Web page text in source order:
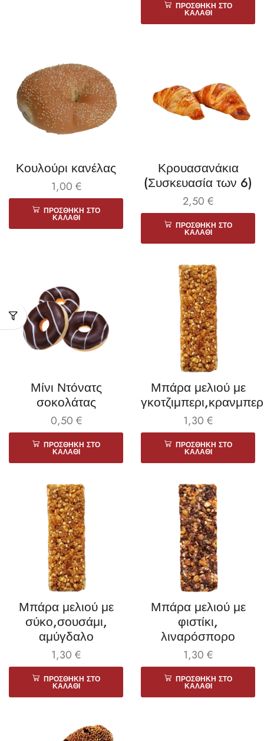
ΠΡΟΣΘΉΚΗ ΣΤΟ
ΚΑΛΆΘΙ
Κουλούρι κανέλας
1,00 €
ΠΡΟΣΘΉΚΗ ΣΤΟ
ΚΑΛΆΘΙ
Κρουασανάκια
(Συσκευασία των 6)
2,50 €
ΠΡΟΣΘΉΚΗ ΣΤΟ
ΚΑΛΆΘΙ
Μίνι Ντόνατς
σοκολάτας
0,50 €
ΠΡΟΣΘΉΚΗ ΣΤΟ
ΚΑΛΆΘΙ
Μπάρα μελιού με
1,30 €
ΠΡΟΣΘΉΚΗ ΣΤΟ
ΚΑΛΆΘΙ
Μπάρα μελιού με
σύκο,σουσάμι,
αμύγδαλο
1,30 €
ΠΡΟΣΘΉΚΗ ΣΤΟ
ΚΑΛΆΘΙ
Μπάρα μελιού με
φιστίκι,
λιναρόσπορο
1,30 €
ΠΡΟΣΘΉΚΗ ΣΤΟ
ΚΑΛΆΘΙ